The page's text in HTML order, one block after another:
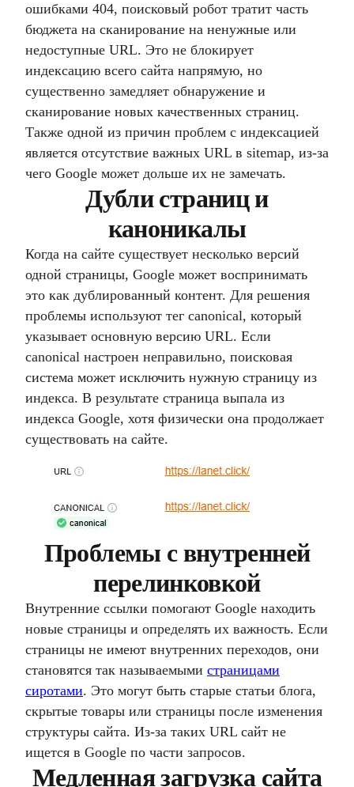
ошибками 404, поисковый робот тратит часть
бюджета на сканирование на ненужные или
недоступные URL. Это не блокирует
индексацию всего сайта напрямую, но
существенно замедляет обнаружение и
сканирование новых качественных страниц.
Также одной из причин проблем с индексацией
является отсутствие важных URL в sitemap, из-за
чего Google может дольше их не замечать.
Дубли страниц и
каноникалы
Когда на сайте существует несколько версий
одной страницы, Google может воспринимать
это как дублированный контент. Для решения
проблемы используют тег canonical, который
указывает основную версию URL. Если
canonical настроен неправильно, поисковая
система может исключить нужную страницу из
индекса. В результате страница выпала из
индекса Google, хотя физически она продолжает
существовать на сайте.
Проблемы с внутренней
перелинковкой
Внутренние ссылки помогают Google находить
новые страницы и определять их важность. Если
страницы не имеют внутренних переходов, они
становятся так называемыми страницами
сиротами. Это могут быть старые статьи блога,
скрытые товары или страницы после изменения
структуры сайта. Из-за таких URL сайт не
ищется в Google по части запросов.
Медленная загрузка сайта